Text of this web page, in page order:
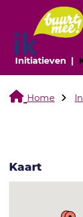
Initiatieven
Home
Kaart